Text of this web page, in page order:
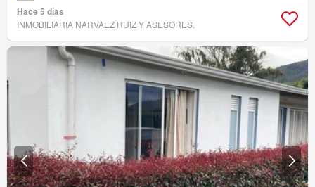
Hace 5 días
INMOBILIARIA NARVAEZ RUIZ Y ASESORES.